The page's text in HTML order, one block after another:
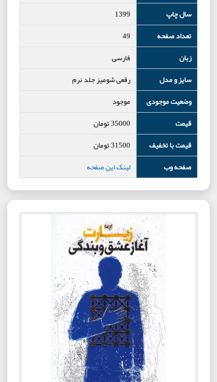
سال چاپ
1399
تعداد صفحه
49
زبان
فارسی
سایز و مدل
رقعی شومیز جلد نرم
وضعیت موجودی
موجود
قیمت
35000تومان
قیمت با تخفیف
31500تومان
صفحه وب
لینک این صفحه